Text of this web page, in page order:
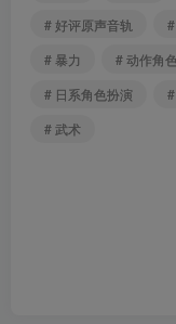
# 好评原声音轨
# 暴力
# 动作角
# 日系角色扮演
# 武术